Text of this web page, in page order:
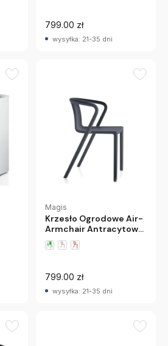
799.00 zł
wysyłka: 21-35 dni
Magis
Krzesło Ogrodowe Air-
Armchair Antracytowe
Magis
799.00 zł
wysyłka: 21-35 dni